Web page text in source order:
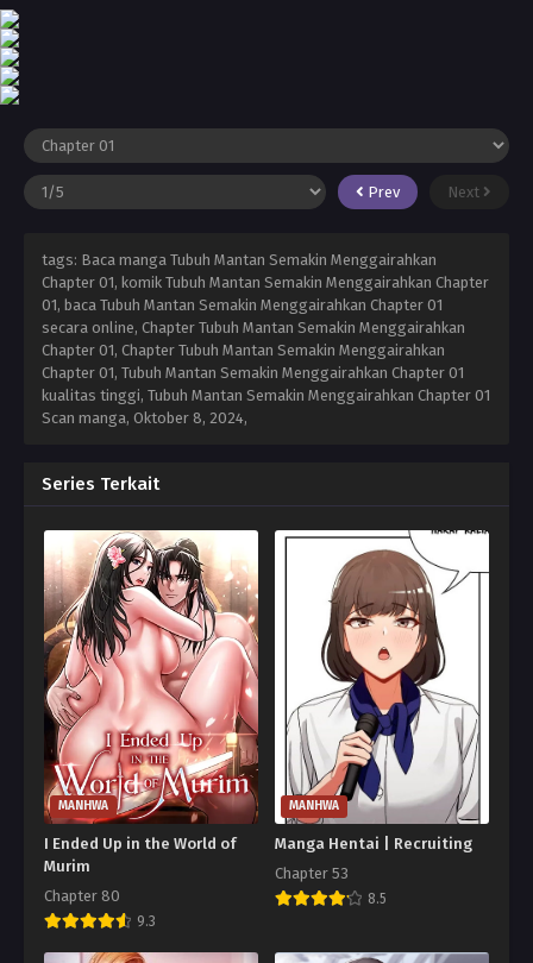
Prev Next
tags: Baca manga Tubuh Mantan Semakin Menggairahkan
Chapter 01, komik Tubuh Mantan Semakin Menggairahkan Chapter
01, baca Tubuh Mantan Semakin Menggairahkan Chapter 01
secara online, Chapter Tubuh Mantan Semakin Menggairahkan
Chapter 01, Chapter Tubuh Mantan Semakin Menggairahkan
Chapter 01, Tubuh Mantan Semakin Menggairahkan Chapter 01
kualitas tinggi, Tubuh Mantan Semakin Menggairahkan Chapter 01
Scan manga, Oktober 8, 2024,
Series Terkait
MANHWA
I Ended Up in the World of
Murim
Chapter 80
9.3
MANHWA
Manga Hentai | Recruiting
Chapter 53
8.5